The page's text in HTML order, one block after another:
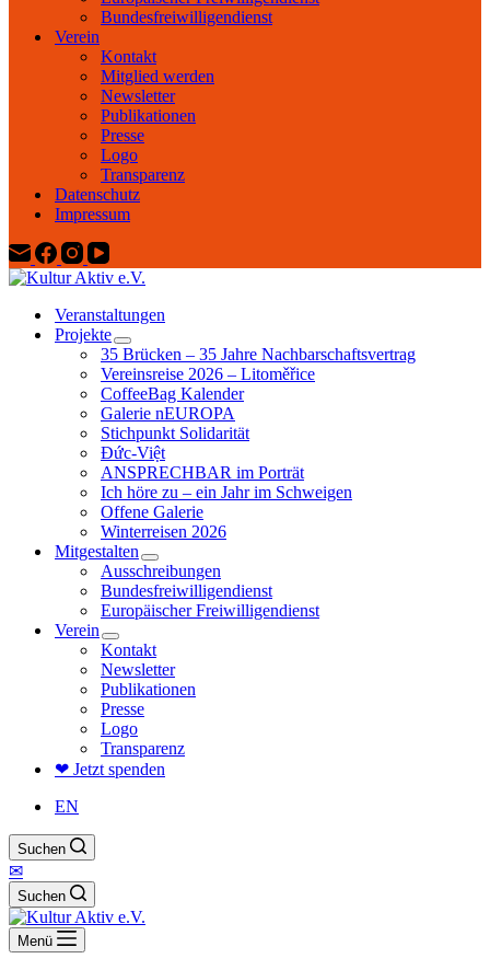
Bundesfreiwilligendienst
Verein
Kontakt
Mitglied werden
Newsletter
Publikationen
Presse
Logo
Transparenz
Datenschutz
Impressum
Veranstaltungen
Projekte
35 Brücken – 35 Jahre Nachbarschaftsvertrag
Vereinsreise 2026 – Litoměřice
CoffeeBag Kalender
Galerie nEUROPA
Stichpunkt Solidarität
Đức-Việt
ANSPRECHBAR im Porträt
Ich höre zu – ein Jahr im Schweigen
Offene Galerie
Winterreisen 2026
Mitgestalten
Ausschreibungen
Bundesfreiwilligendienst
Europäischer Freiwilligendienst
Verein
Kontakt
Newsletter
Publikationen
Presse
Logo
Transparenz
❤ Jetzt spenden
EN
Suchen
✉
Suchen
Menü